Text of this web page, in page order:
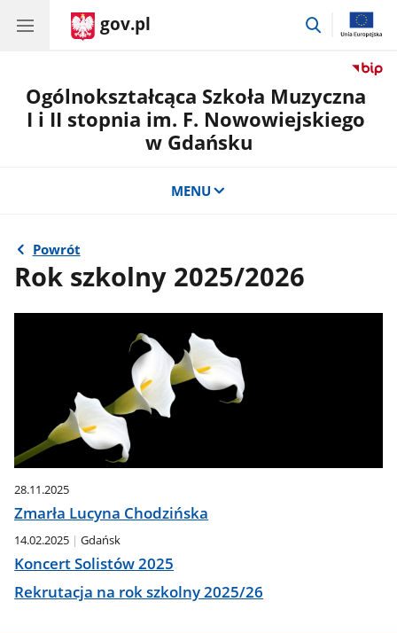
gov.pl
przejdź
Ogólnokształcąca Szkoła Muzyczna
I i II stopnia im. F. Nowowiejskiego
w Gdańsku
MENU
Powrót
Rok szkolny 2025/2026
28.11.2025
Zmarła Lucyna Chodzińska
14.02.2025 Gdańsk
Koncert Solistów 2025
Rekrutacja na rok szkolny 2025/26